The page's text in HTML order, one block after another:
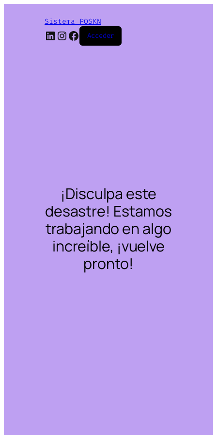
Sistema POSKN
LinkedIn
Instagram
Facebook
Acceder
¡Disculpa este
desastre! Estamos
trabajando en algo
increíble, ¡vuelve
pronto!